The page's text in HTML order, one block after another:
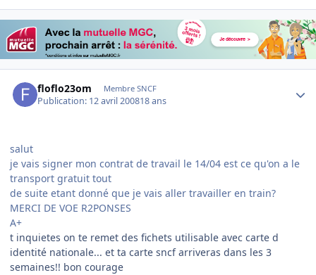
floflo23om Membre SNCF
Publication: 12 avril 200818 ans
salut
je vais signer mon contrat de travail le 14/04 est ce qu'on a le
transport gratuit tout
de suite etant donné que je vais aller travailler en train?
MERCI DE VOE R2PONSES
A+
t inquietes on te remet des fichets utilisable avec carte d
identité nationale... et ta carte sncf arriveras dans les 3
semaines!! bon courage